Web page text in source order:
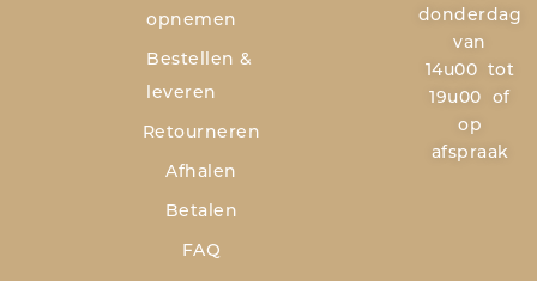
opnemen
Bestellen &
leveren
Retourneren
Afhalen
Betalen
FAQ
donderdag
van
14u00 tot
19u00 of
op
afspraak